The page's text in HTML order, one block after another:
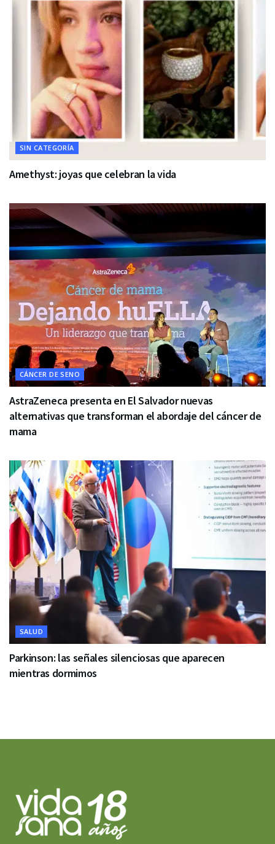
SIN CATEGORÍA
Amethyst: joyas que celebran la vida
CÁNCER DE SENO
AstraZeneca presenta en El Salvador nuevas
alternativas que transforman el abordaje del cáncer de
mama
SALUD
Parkinson: las señales silenciosas que aparecen
mientras dormimos